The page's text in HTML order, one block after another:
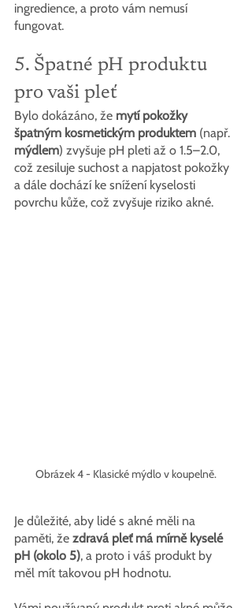
ingredience, a proto vám nemusí
fungovat.
5. Špatné pH produktu
pro vaši pleť
Bylo dokázáno, že mytí pokožky
špatným kosmetickým produktem (např.
mýdlem) zvyšuje pH pleti až o 1.5–2.0,
což zesiluje suchost a napjatost pokožky
a dále dochází ke snížení kyselosti
povrchu kůže, což zvyšuje riziko akné.
Obrázek 4 - Klasické mýdlo v koupelně.
Je důležité, aby lidé s akné měli na
paměti, že zdravá pleť má mírně kyselé
pH (okolo 5), a proto i váš produkt by
měl mít takovou pH hodnotu.